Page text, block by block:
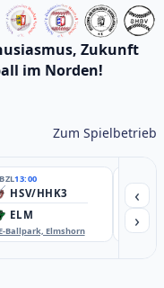
Zukunft
im Norden!
Zum Spielbetrieb
13:00
HSV/HHK3
ELM
Ballpark, Elmshorn
‹
›